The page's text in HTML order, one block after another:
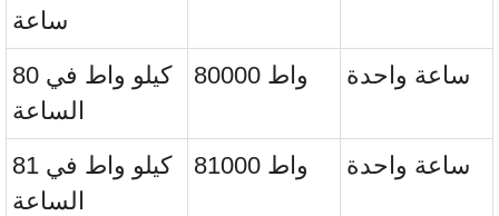
ساعة
80 كيلو واط في
الساعة
80000 واط ساعة واحدة
81 كيلو واط في
الساعة
81000 واط ساعة واحدة